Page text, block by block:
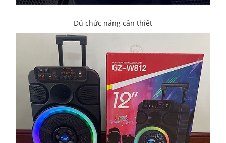
Đủ chức năng cần thiết